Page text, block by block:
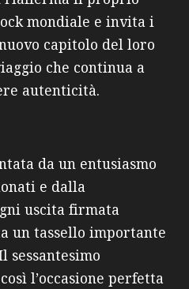
mondiale e invita i
capitolo del loro
che continua a
autenticità.
da un entusiasmo
e dalla
uscita firmata
un tassello importante
sessantesimo
l’occasione perfetta